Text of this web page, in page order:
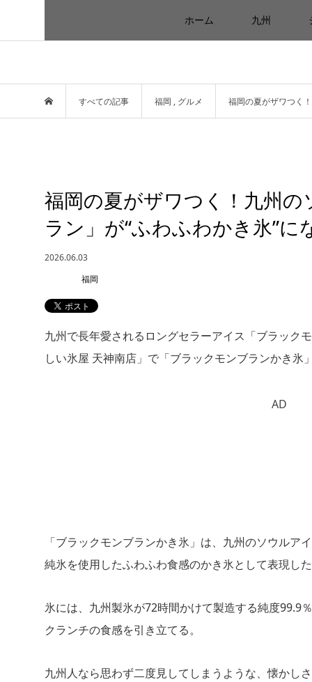
ホーム 九州
すべての記事 福岡 , グルメ 福岡の夏がザワつく
福岡の夏がザワつく！九州
ラン」が“ふわふわかき氷”に
2026.06.03
福岡
九州で長年愛されるロングセラーアイス「ブラック
しい氷屋 天神南店」で「ブラックモンブランかき
AD
「ブラックモンブランかき氷」は、九州のソウル
純氷を使用したふわふわ食感のかき氷として表現し
氷には、九州製氷が72時間かけて製造する純度99.9
クランチの食感を引き立てる。
九州人なら思わず二度見してしまうような、懐かし